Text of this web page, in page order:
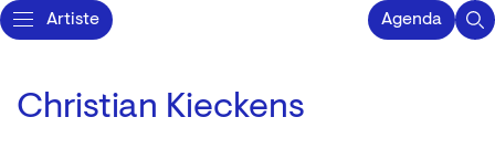
Artiste Agenda
Christian Kieckens